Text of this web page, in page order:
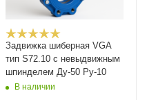
Задвижка шиберная VGA
тип S72.10 с невыдвижным
шпинделем Ду-50 Ру-10
В наличии